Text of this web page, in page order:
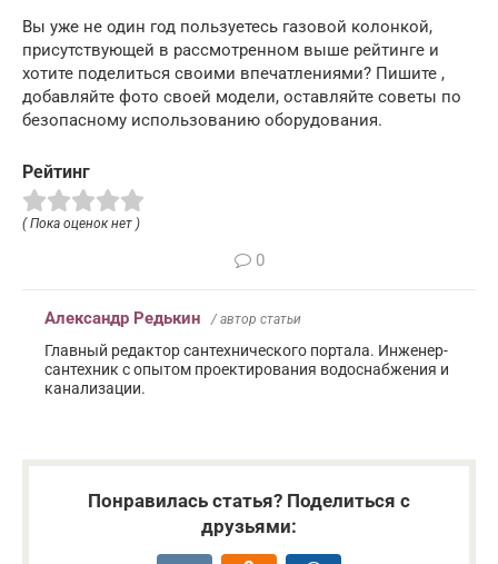
Вы уже не один год пользуетесь газовой колонкой,
присутствующей в рассмотренном выше рейтинге и
хотите поделиться своими впечатлениями? Пишите ,
добавляйте фото своей модели, оставляйте советы по
безопасному использованию оборудования.
Рейтинг
( Пока оценок нет )
0
Александр Редькин / автор статьи
Главный редактор сантехнического портала. Инженер-
сантехник с опытом проектирования водоснабжения и
канализации.
Понравилась статья? Поделиться с
друзьями: